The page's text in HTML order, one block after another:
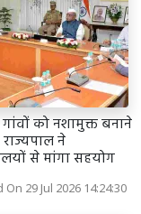
को नशामुक्त बनाने
ने
से मांगा सहयोग
29 Jul 2026 14:24:30